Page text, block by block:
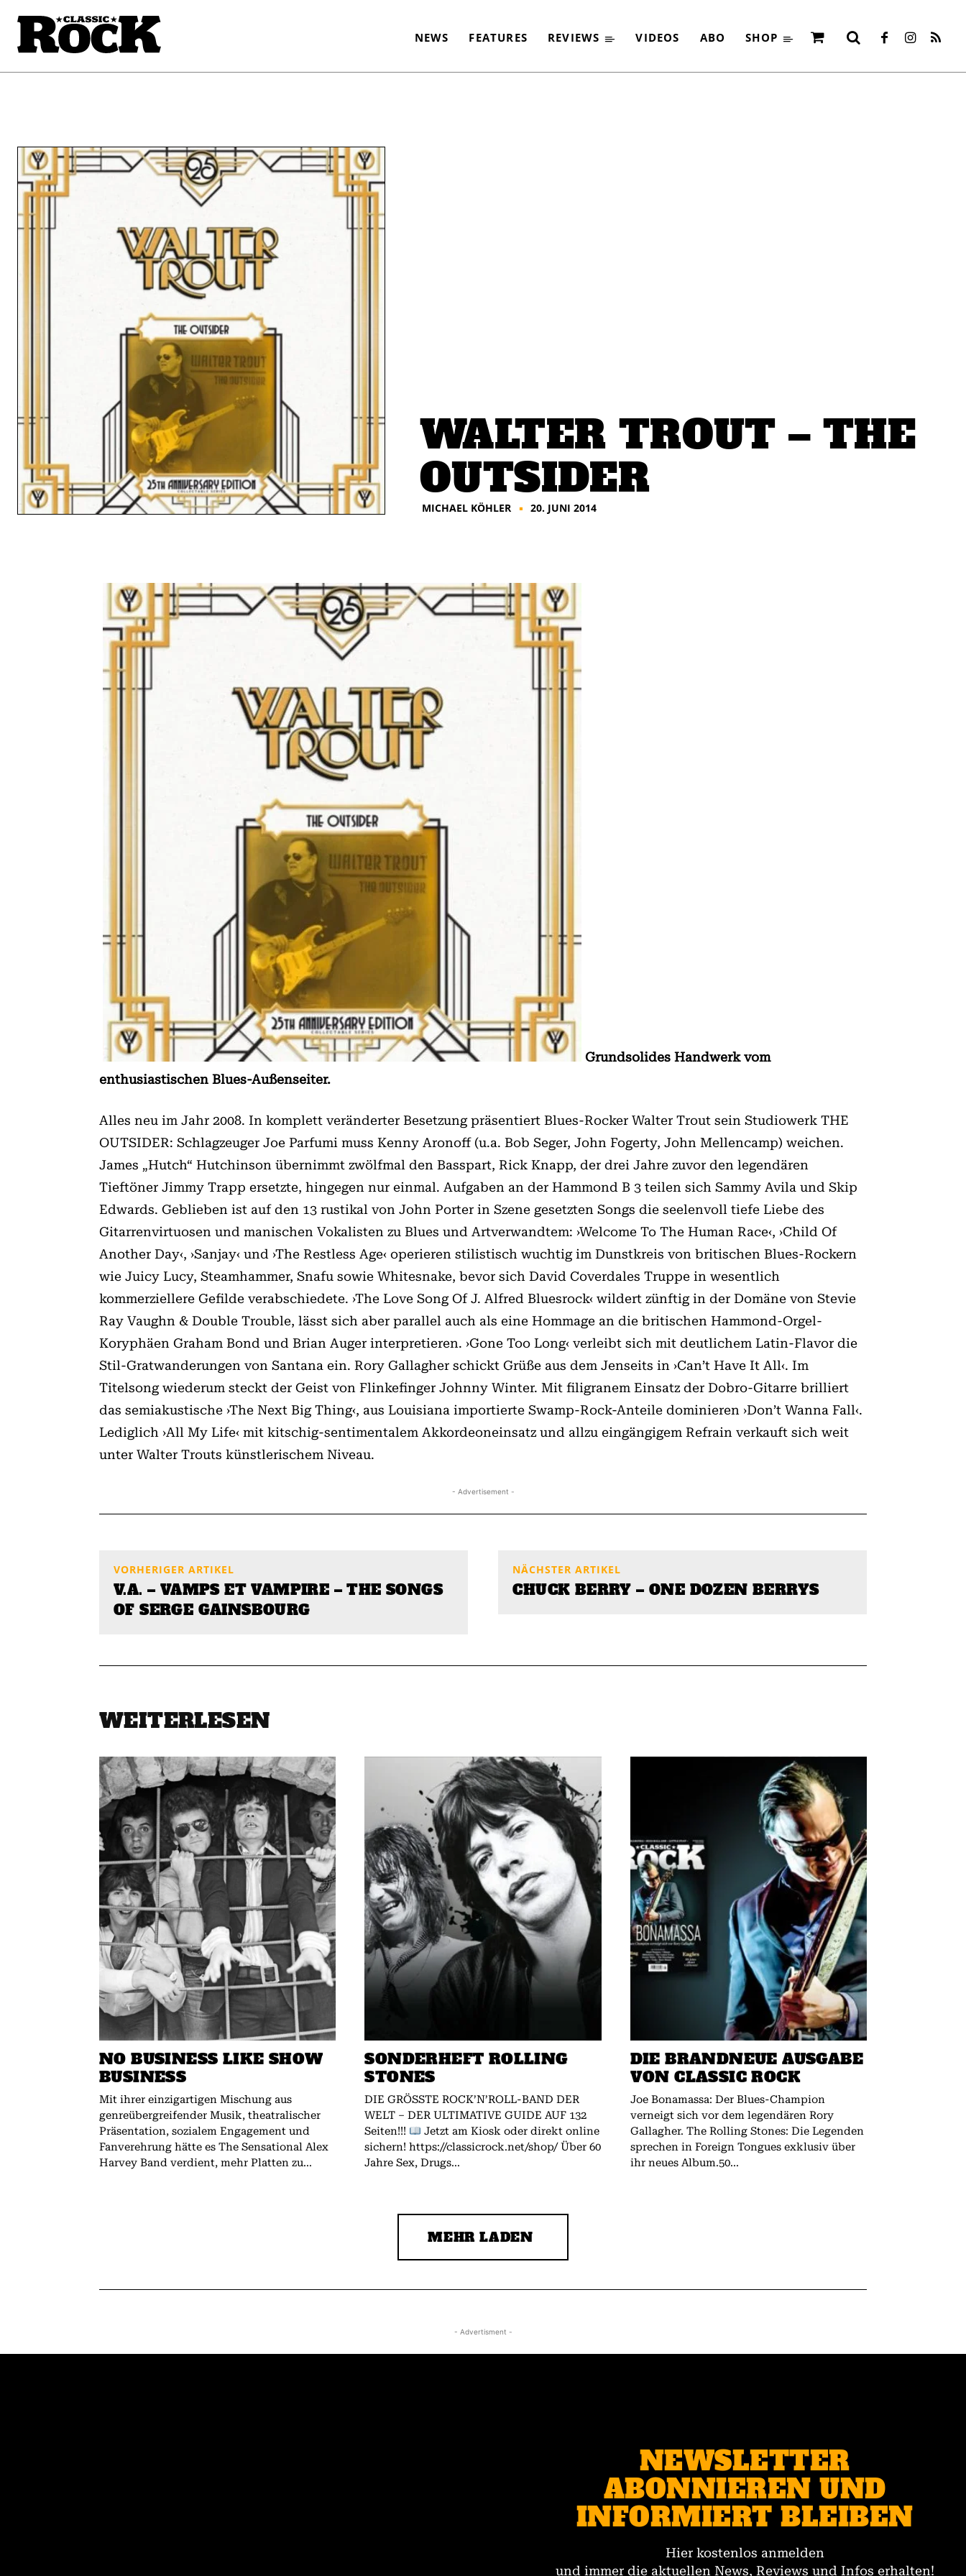
NEWS FEATURES REVIEWS VIDEOS ABO SHOP
WALTER TROUT – THE
OUTSIDER
MICHAEL KÖHLER ■ 20. JUNI 2014
Grundsolides Handwerk vom
enthusiastischen Blues-Außenseiter.
Alles neu im Jahr 2008. In komplett veränderter Besetzung präsentiert Blues-Rocker Walter Trout sein Studiowerk THE
OUTSIDER: Schlagzeuger Joe Parfumi muss Kenny Aronoff (u.a. Bob Seger, John Fogerty, John Mellencamp) weichen.
James „Hutch“ Hutchinson übernimmt zwölfmal den Basspart, Rick Knapp, der drei Jahre zuvor den legendären
Tieftöner Jimmy Trapp ersetzte, hingegen nur einmal. Aufgaben an der Hammond B 3 teilen sich Sammy Avila und Skip
Edwards. Geblieben ist auf den 13 rustikal von John Porter in Szene gesetzten Songs die seelenvoll tiefe Liebe des
Gitarrenvirtuosen und manischen Vokalisten zu Blues und Artverwandtem: ›Welcome To The Human Race‹, ›Child Of
Another Day‹, ›Sanjay‹ und ›The Restless Age‹ operieren stilistisch wuchtig im Dunstkreis von britischen Blues-Rockern
wie Juicy Lucy, Steamhammer, Snafu sowie Whitesnake, bevor sich David Coverdales Truppe in wesentlich
kommerziellere Gefilde verabschiedete. ›The Love Song Of J. Alfred Bluesrock‹ wildert zünftig in der Domäne von Stevie
Ray Vaughn & Double Trouble, lässt sich aber parallel auch als eine Hommage an die britischen Hammond-Orgel-
Koryphäen Graham Bond und Brian Auger interpretieren. ›Gone Too Long‹ verleibt sich mit deutlichem Latin-Flavor die
Stil-Gratwanderungen von Santana ein. Rory Gallagher schickt Grüße aus dem Jenseits in ›Can’t Have It All‹. Im
Titelsong wiederum steckt der Geist von Flinkefinger Johnny Winter. Mit filigranem Einsatz der Dobro-Gitarre brilliert
das semiakustische ›The Next Big Thing‹, aus Louisiana importierte Swamp-Rock-Anteile dominieren ›Don’t Wanna Fall‹.
Lediglich ›All My Life‹ mit kitschig-sentimentalem Akkordeoneinsatz und allzu eingängigem Refrain verkauft sich weit
unter Walter Trouts künstlerischem Niveau.
- Advertisement -
VORHERIGER ARTIKEL
V.A. – VAMPS ET VAMPIRE – THE SONGS
OF SERGE GAINSBOURG
NÄCHSTER ARTIKEL
CHUCK BERRY – ONE DOZEN BERRYS
WEITERLESEN
NO BUSINESS LIKE SHOW
BUSINESS
Mit ihrer einzigartigen Mischung aus
genreübergreifender Musik, theatralischer
Präsentation, sozialem Engagement und
Fanverehrung hätte es The Sensational Alex
Harvey Band verdient, mehr Platten zu...
SONDERHEFT ROLLING
STONES
DIE GRÖSSTE ROCK’N’ROLL-BAND DER
WELT – DER ULTIMATIVE GUIDE AUF 132
Seiten!!!
Jetzt am Kiosk oder direkt online
sichern! https://classicrock.net/shop/ Über 60
Jahre Sex, Drugs...
DIE BRANDNEUE AUSGABE
VON CLASSIC ROCK
Joe Bonamassa: Der Blues-Champion
verneigt sich vor dem legendären Rory
Gallagher. The Rolling Stones: Die Legenden
sprechen in Foreign Tongues exklusiv über
ihr neues Album.50...
MEHR LADEN
- Advertisment -
NEWSLETTER
ABONNIEREN UND
INFORMIERT BLEIBEN
Hier kostenlos anmelden
und immer die aktuellen News, Reviews und Infos erhalten!